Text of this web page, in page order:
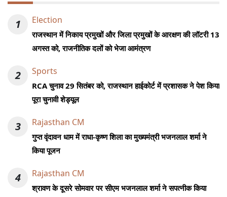
1 Election
राजस्थान में निकाय प्रमुखों और जिला प्रमुखों के आरक्षण की लॉटरी 13
अगस्त को, राजनीतिक दलों को भेजा आमंत्रण
2 Sports
RCA चुनाव 29 सितंबर को, राजस्थान हाईकोर्ट में प्रशासक ने पेश किया
पूरा चुनावी शेड्यूल
3 Rajasthan CM
गुप्त वृंदावन धाम में राधा-कृष्ण शिला का मुख्यमंत्री भजनलाल शर्मा ने
किया पूजन
4 Rajasthan CM
श्रावण के दूसरे सोमवार पर सीएम भजनलाल शर्मा ने सपत्नीक किया